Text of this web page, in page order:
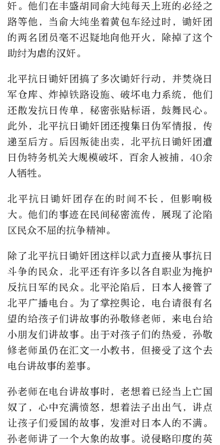
奸。他们在丰盛胡同俞大纯每天上班的必经之
路等他，当俞大纯坐着黄包车经过时，锄奸团
的两名团员毫不迟疑地向他开火，除掉了这个
助纣为虐的汉奸。
北平抗日锄奸团搞了多次锄奸行动，并焚烧日
军仓库、炸掉铁路设施、破坏电力系统，他们
还散发抗日传单，秘密张贴标语，鼓舞民心。
此外，北平抗日锄奸团还搜集日伪军情报，传
递至后方。后因叛徒出卖，北平抗日锄奸团遭
日伪特务机关大规模破坏，百余人被捕，40余
人牺牲。
北平抗日锄奸团存在的时间不长，但影响极
大。他们的事迹在民间秘密流传，展现了沦陷
区民众不屈的抗争精神。
除了北平抗日锄奸团这样以武力直接从事抗日
斗争的民众，北平还有许多以各自职业为掩护
反抗日军的民众。北平沦陷后，日本人接管了
北平广播电台。为了掌控舆论，电台请很有名
望的给孩子们讲故事的孙敬修老师，来电台给
小朋友们讲故事。出于对孩子们的热爱，孙敬
修老师虽仍在汇文一小教书，但接受了这个去
电台讲故事的差事。
孙老师在电台讲故事时，老想着已经当上亡国
奴了，心中充满愤怒，想着法子出出气，讲点
让孩子们爱国的故事，发泄对日本人的不满。
孙老师讲了一个大象的故事。说侵略印度的英